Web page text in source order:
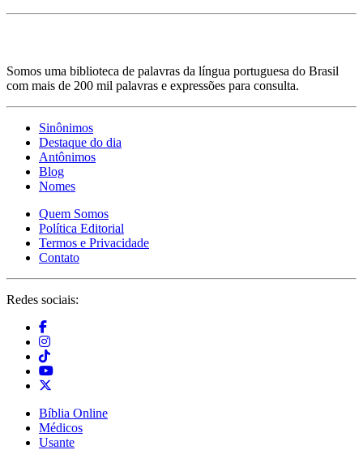
Somos uma biblioteca de palavras da língua portuguesa do Brasil
com mais de 200 mil palavras e expressões para consulta.
Sinônimos
Destaque do dia
Antônimos
Blog
Nomes
Quem Somos
Política Editorial
Termos e Privacidade
Contato
Redes sociais:
Bíblia Online
Médicos
Usante